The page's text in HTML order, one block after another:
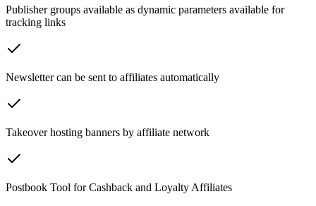
Publisher groups available as dynamic parameters available for
tracking links
Newsletter can be sent to affiliates automatically
Takeover hosting banners by affiliate network
Postbook Tool for Cashback and Loyalty Affiliates